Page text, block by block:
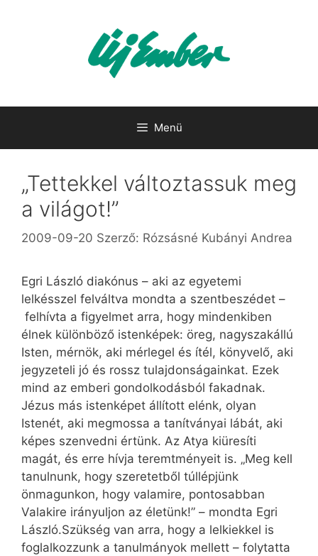
Menü
„Tettekkel változtassuk meg
a világot!”
2009-09-20 Szerző: Rózsásné Kubányi Andrea
Egri László diakónus – aki az egyetemi
lelkésszel felváltva mondta a szentbeszédet –
felhívta a figyelmet arra, hogy mindenkiben
élnek különböző istenképek: öreg, nagyszakállú
Isten, mérnök, aki mérlegel és ítél, könyvelő, aki
jegyzeteli jó és rossz tulajdonságainkat. Ezek
mind az emberi gondolkodásból fakadnak.
Jézus más istenképet állított elénk, olyan
Istenét, aki megmossa a tanítványai lábát, aki
képes szenvedni értünk. Az Atya kiüresíti
magát, és erre hívja teremtményeit is. „Meg kell
tanulnunk, hogy szeretetből túllépjünk
önmagunkon, hogy valamire, pontosabban
Valakire irányuljon az életünk!” – mondta Egri
László.Szükség van arra, hogy a lelkiekkel is
foglalkozzunk a tanulmányok mellett – folytatta